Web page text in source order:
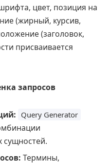
цвет, позиция на
(жирный, курсив,
(заголовок,
присваивается
запросов
Query Generator
Термины,